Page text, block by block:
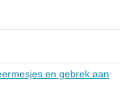
en gebrek aan